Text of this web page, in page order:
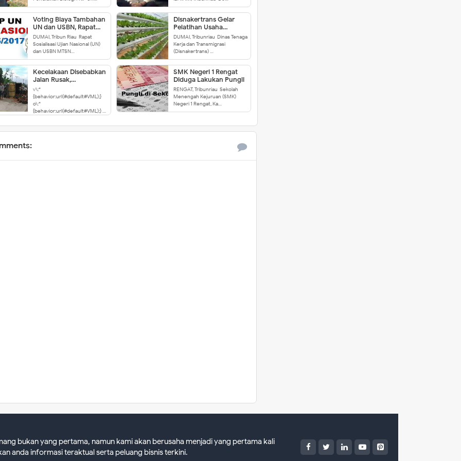
Voting Biaya Tambahan
UN dan USBN, Rapat
Sosialisai di MTSN
Dumai 'Ricuh'
DUMAI, Tribun Riau-Rapat
Sosialisasi Ujian Nasional (UN)
dan USBN MTSN…
Disnakertrans Gelar
Pelatihan Usaha
Hydroponik
DUMAI, Tribunriau-Dinas Tenaga
Kerja dan Transmigrasi
(Disnakertrans) …
Kecelakaan Disebabkan
Jalan Rusak,
"Masyarakat Bisa Tuntut
Pemerintah"
v\:*
{behavior:url(#default#VML);}
o\:*
{behavior:url(#default#VML);} …
SMK Negeri 1 Rengat
Diduga Lakukan Pungli
RENGAT, Tribunriau-Sekolah
Menengah Kejuruan (SMK)
Negeri 1 Rengat, Ka…
bukan yang pertama, namun kami akan berusaha menjadi yang pertama kali
anda informasi teraktual serta peluang bisnis terkini.